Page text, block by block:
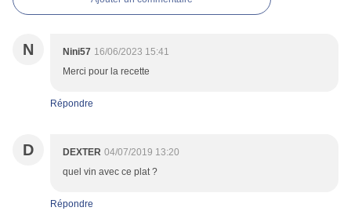
N Nini57 16/06/2023 15:41
Merci pour la recette
Répondre
D DEXTER 04/07/2019 13:20
quel vin avec ce plat ?
Répondre